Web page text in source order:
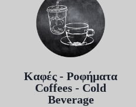
Καφές - Ροφήματα
Coffees - Cold
Beverage